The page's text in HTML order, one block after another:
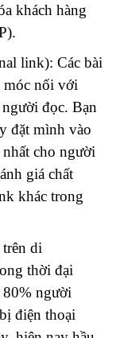
khách hàng
link): Các bài
móc nối với
đọc. Bạn
đặt mình vào
cho người
giá chất
khác trong
di
thời đại
80% người
điện thoại